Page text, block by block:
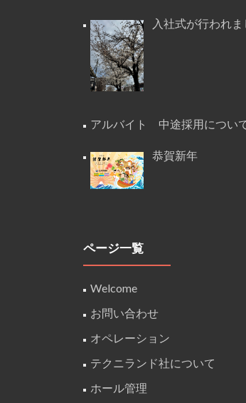
ン
入社式が行われま
アルバイト 中途採用につい
恭賀新年
ページ一覧
Welcome
お問い合わせ
オペレーション
テクニランド社について
ホール管理